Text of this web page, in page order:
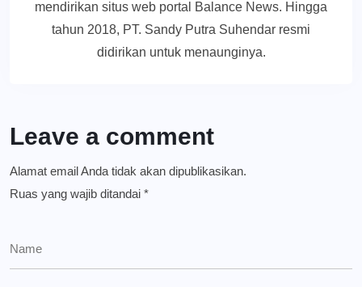
mendirikan situs web portal Balance News. Hingga
tahun 2018, PT. Sandy Putra Suhendar resmi
didirikan untuk menaunginya.
Leave a comment
Alamat email Anda tidak akan dipublikasikan.
Ruas yang wajib ditandai *